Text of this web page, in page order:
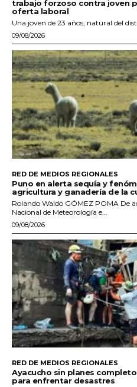
trabajo forzoso contra joven
oferta laboral
Una joven de 23 años, natural del
09/08/2026
RED DE MEDIOS REGIONALES
Puno en alerta sequía y
agricultura y ganadería de la
Rolando Waldo GÓMEZ POMA De
Nacional de Meteorología e...
09/08/2026
RED DE MEDIOS REGIONALES
Ayacucho sin planes
para enfrentar desastres